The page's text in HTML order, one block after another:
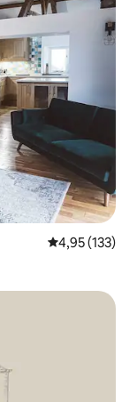
Vidējais
4,95 (133)